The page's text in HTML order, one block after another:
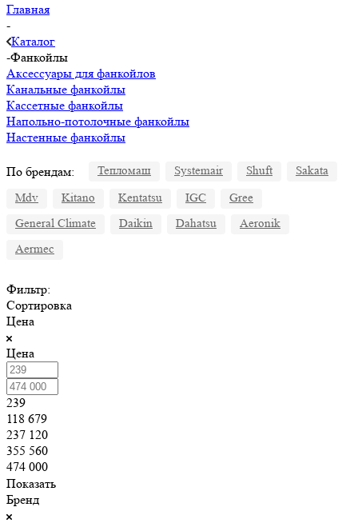
Главная
-
Каталог
-Фанкойлы
Аксессуары для фанкойлов
Канальные фанкойлы
Кассетные фанкойлы
Напольно-потолочные фанкойлы
Настенные фанкойлы
По брендам: Тепломаш Systemair Shuft
Sakata
Mdv
Kitano Kentatsu IGC
Gree
General Climate
Daikin Dahatsu
Aeronik
Aermec
Фильтр:
Сортировка
Цена
Цена
239
118 679
237 120
355 560
474 000
Показать
Бренд